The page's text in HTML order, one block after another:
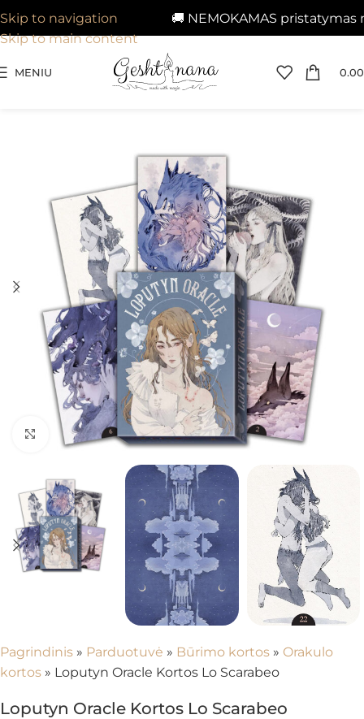
🚚 NEMOKAMAS pristatymas
Skip to navigation
Skip to main content
MENIU 0.00
Spustelėkite, kad padidintumėte
Pagrindinis » Parduotuvė » Būrimo kortos » Orakulo
kortos » Loputyn Oracle Kortos Lo Scarabeo
Loputyn Oracle Kortos Lo Scarabeo